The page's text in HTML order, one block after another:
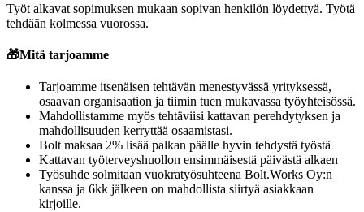
Työt alkavat sopimuksen mukaan sopivan henkilön löydettyä. Työtä
tehdään kolmessa vuorossa.
🎁Mitä tarjoamme
Tarjoamme itsenäisen tehtävän menestyvässä yrityksessä,
osaavan organisaation ja tiimin tuen mukavassa työyhteisössä.
Mahdollistamme myös tehtäviisi kattavan perehdytyksen ja
mahdollisuuden kerryttää osaamistasi.
Bolt maksaa 2% lisää palkan päälle hyvin tehdystä työstä
Kattavan työterveyshuollon ensimmäisestä päivästä alkaen
Työsuhde solmitaan vuokratyösuhteena Bolt.Works Oy:n
kanssa ja 6kk jälkeen on mahdollista siirtyä asiakkaan
kirjoille.